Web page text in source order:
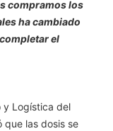
compramos los
ha cambiado
el
y Logística del
que las dosis se